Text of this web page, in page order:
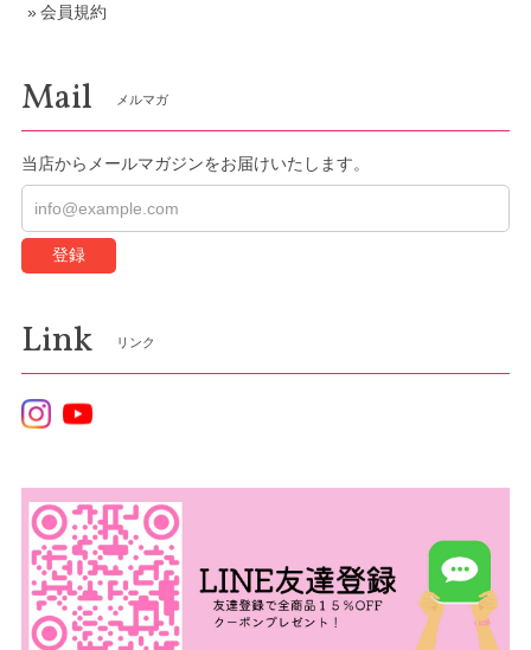
会員規約
Mail メルマガ
当店からメールマガジンをお届けいたします。
登録
Link リンク